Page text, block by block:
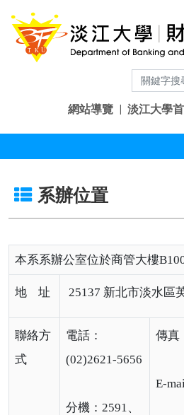
網站導覽 | 淡江大學
系辦位置
本系系辦公室位於商管大樓
地 址 25137 新北市淡水區
聯絡方
式
電話：
(02)2621-5656
分機：2591、
傳真
E-